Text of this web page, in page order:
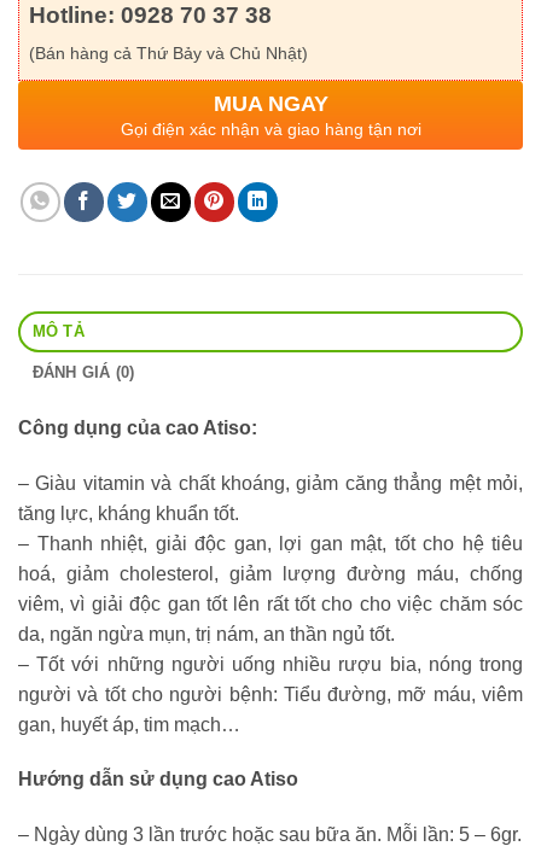
Hotline: 0928 70 37 38
(Bán hàng cả Thứ Bảy và Chủ Nhật)
MUA NGAY
Gọi điện xác nhận và giao hàng tận nơi
MÔ TẢ
ĐÁNH GIÁ (0)
Công dụng của cao Atiso:
– Giàu vitamin và chất khoáng, giảm căng thẳng mệt mỏi,
tăng lực, kháng khuẩn tốt.
– Thanh nhiệt, giải độc gan, lợi gan mật, tốt cho hệ tiêu
hoá, giảm cholesterol, giảm lượng đường máu, chống
viêm, vì giải độc gan tốt lên rất tốt cho cho việc chăm sóc
da, ngăn ngừa mụn, trị nám, an thần ngủ tốt.
– Tốt với những người uống nhiều rượu bia, nóng trong
người và tốt cho người bệnh: Tiểu đường, mỡ máu, viêm
gan, huyết áp, tim mạch…
Hướng dẫn sử dụng cao Atiso
– Ngày dùng 3 lần trước hoặc sau bữa ăn. Mỗi lần: 5 – 6gr.